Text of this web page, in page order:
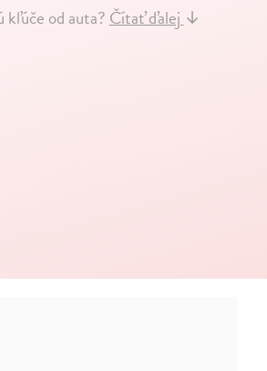
kľúče od auta?Čítať ďalej↓